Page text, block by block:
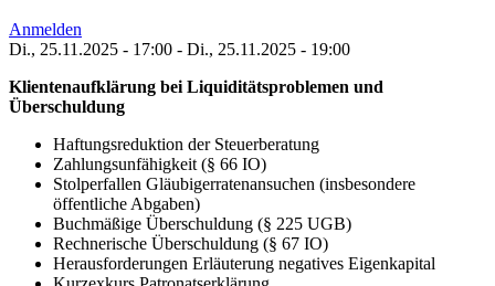
Anmelden
Di., 25.11.2025 - 17:00 - Di., 25.11.2025 - 19:00
Klientenaufklärung bei Liquiditätsproblemen und
Überschuldung
Haftungsreduktion der Steuerberatung
Zahlungsunfähigkeit (§ 66 IO)
Stolperfallen Gläubigerratenansuchen (insbesondere
öffentliche Abgaben)
Buchmäßige Überschuldung (§ 225 UGB)
Rechnerische Überschuldung (§ 67 IO)
Herausforderungen Erläuterung negatives Eigenkapital